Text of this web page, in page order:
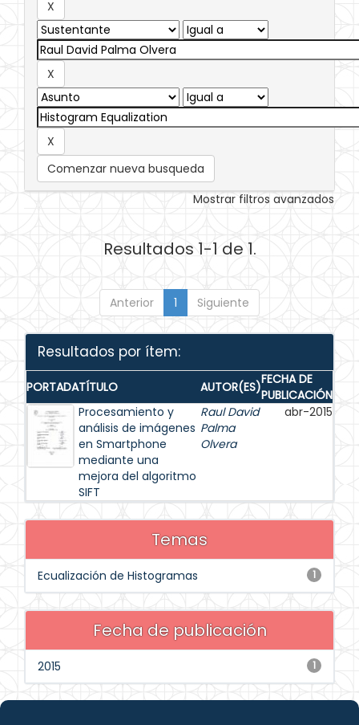
Comenzar nueva busqueda
Mostrar filtros avanzados
Resultados 1-1 de 1.
Anterior 1 Siguiente
Resultados por ítem:
PORTADATÍTULO AUTOR(ES)FECHA DE
PUBLICACIÓN
Procesamiento y
análisis de imágenes
en Smartphone
mediante una
mejora del algoritmo
SIFT
Raul David
Palma
Olvera
abr-2015
Temas
1
Ecualización de Histogramas
Fecha de publicación
1
2015